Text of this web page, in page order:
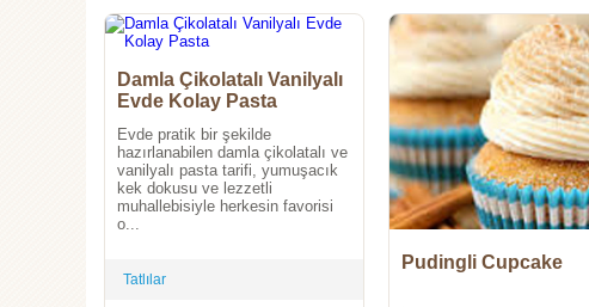
Damla Çikolatalı Vanilyalı
Evde Kolay Pasta
Evde pratik bir şekilde
hazırlanabilen damla çikolatalı ve
vanilyalı pasta tarifi, yumuşacık
kek dokusu ve lezzetli
muhallebisiyle herkesin favorisi
o...
Tatlılar
Pudingli Cupcake